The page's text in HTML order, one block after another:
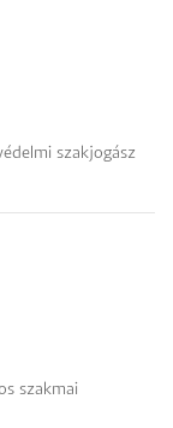
szakjogász
szakmai